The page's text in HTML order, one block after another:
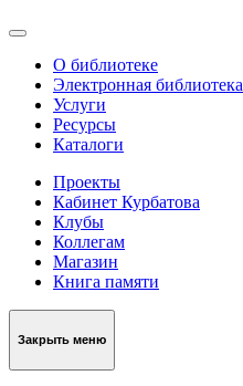
О библиотеке
Электронная библиотека
Услуги
Ресурсы
Каталоги
Проекты
Кабинет Курбатова
Клубы
Коллегам
Магазин
Книга памяти
Закрыть меню